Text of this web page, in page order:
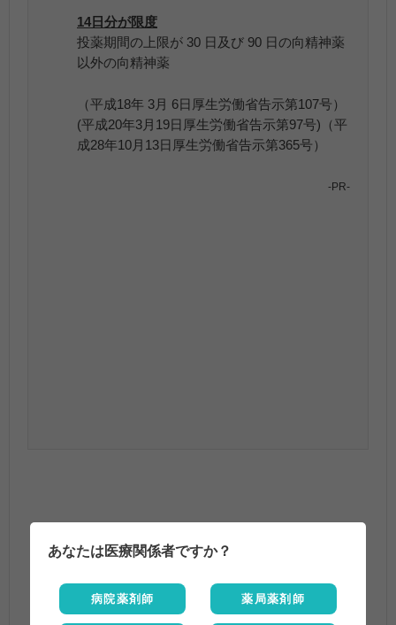
14日分が限度
投薬期間の上限が 30 日及び 90 日の向精神薬
以外の向精神薬
（平成18年 3月 6日厚生労働省告示第107号）
(平成20年3月19日厚生労働省告示第97号)（平
成28年10月13日厚生労働省告示第365号）
-PR-
あなたは医療関係者ですか？
病院薬剤師 薬局薬剤師